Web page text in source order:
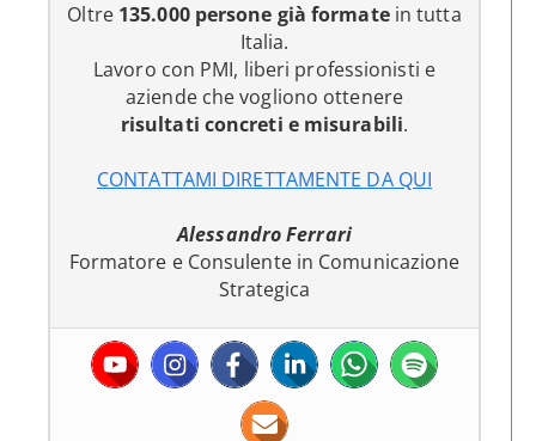
Oltre 135.000 persone già formatein tutta
Italia.
Lavoro con PMI, liberi professionisti e
aziende che vogliono ottenere
risultati concreti e misurabili.
CONTATTAMI DIRETTAMENTE DA QUI
Alessandro Ferrari
Formatore e Consulente in Comunicazione
Strategica